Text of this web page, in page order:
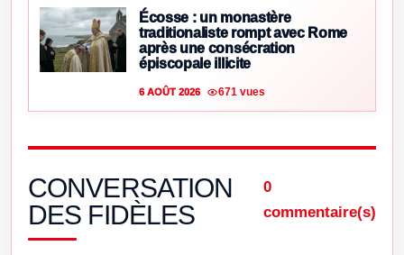
Écosse : un monastère
traditionaliste rompt avec Rome
après une consécration
épiscopale illicite
6 AOÛT 2026 671 vues
CONVERSATION
DES FIDÈLES
0
commentaire(s)